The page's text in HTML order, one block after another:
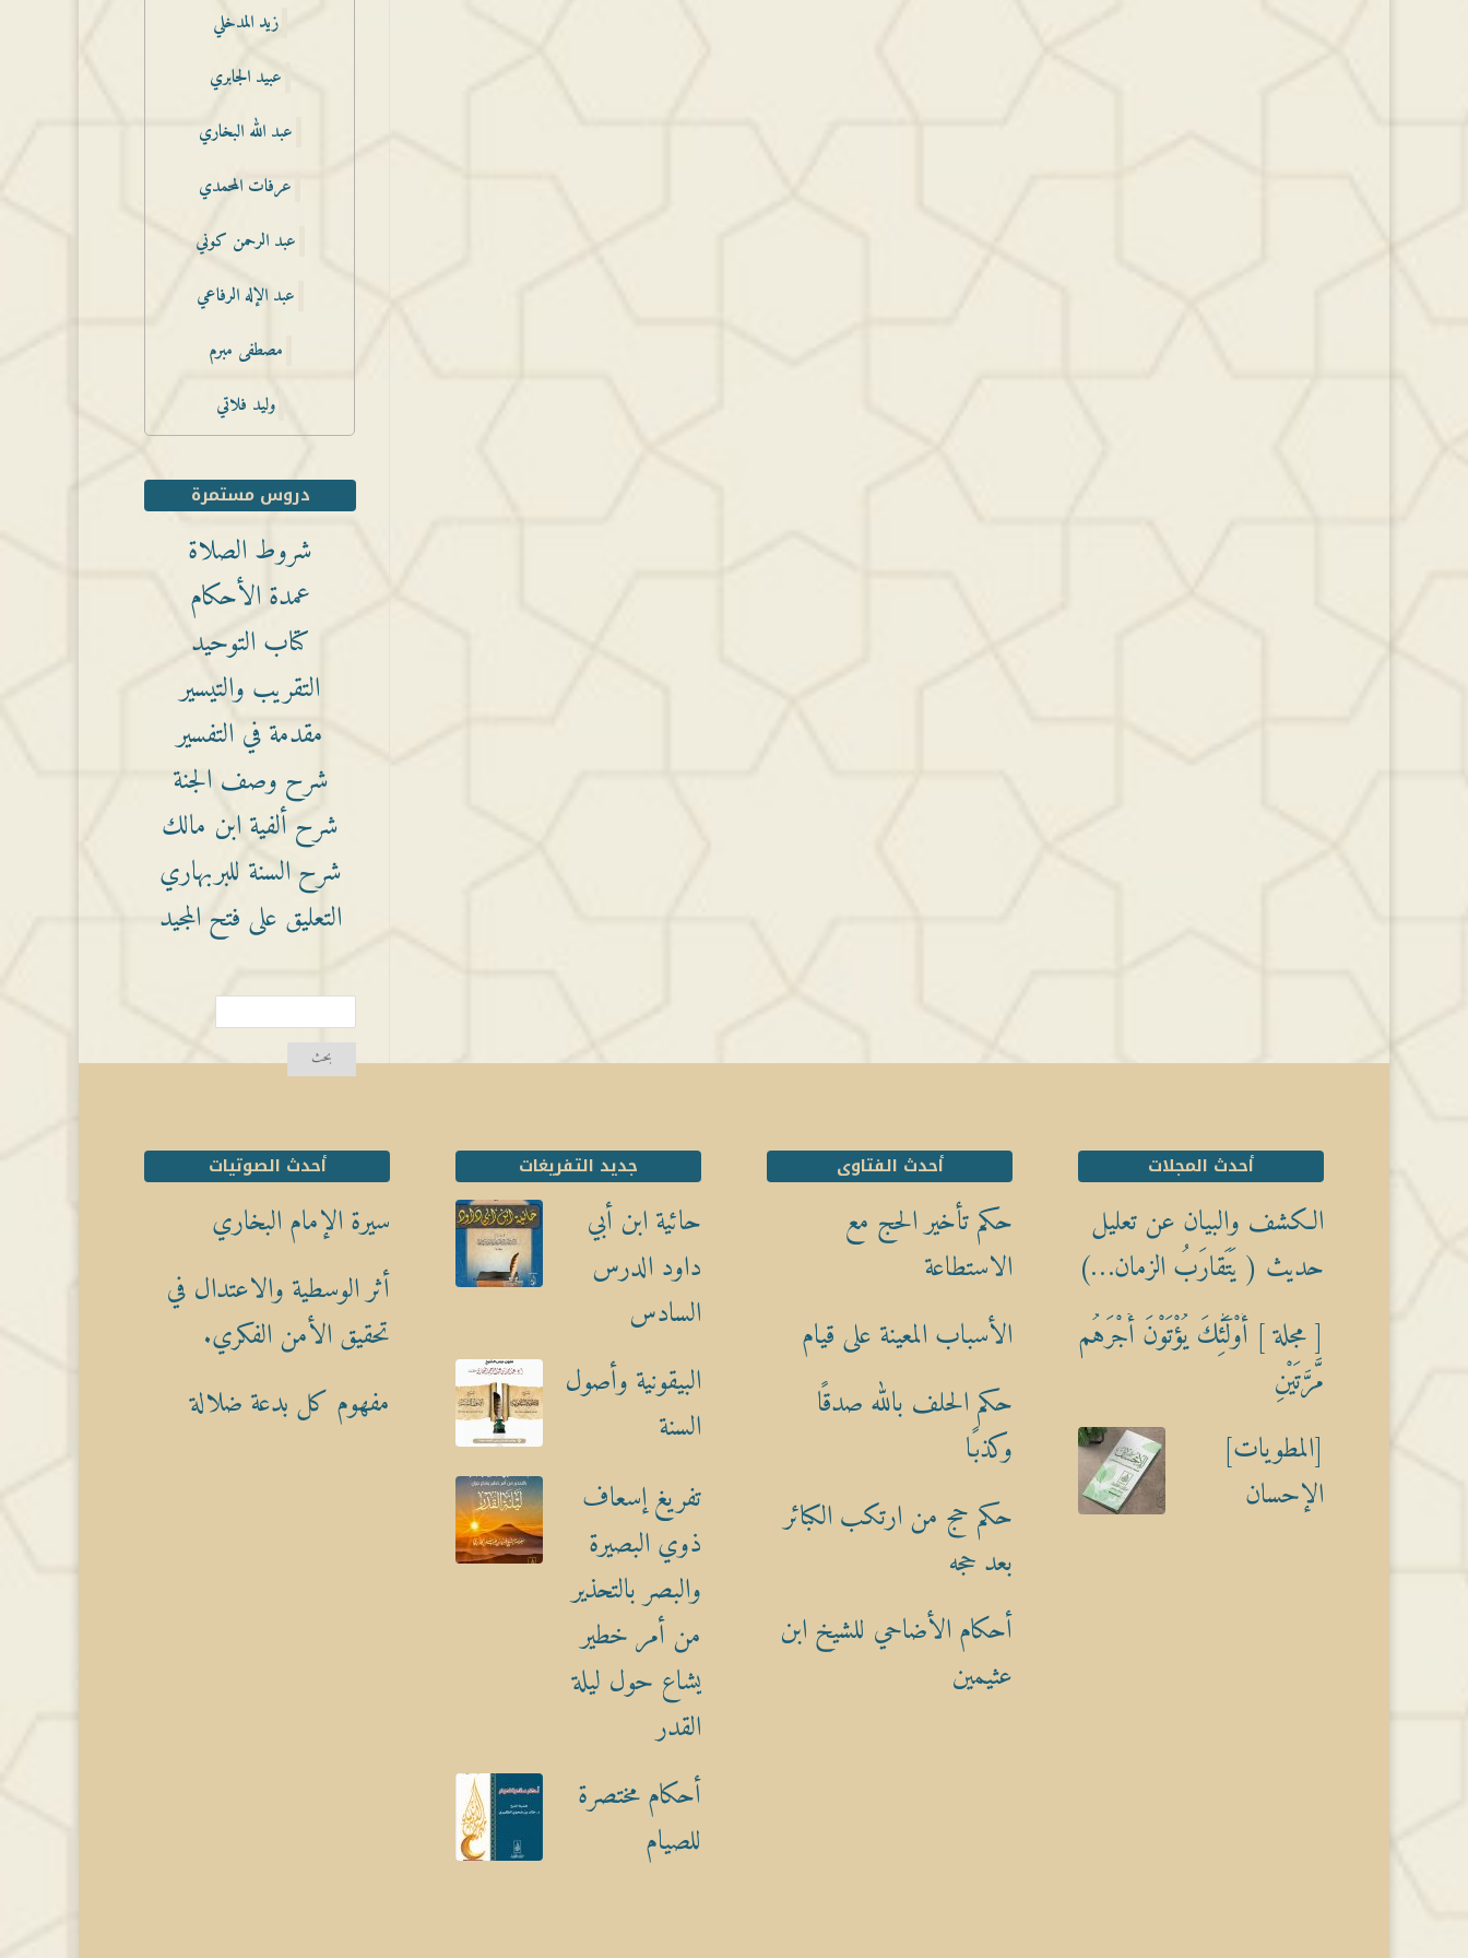
زيد المدخلي
عبيد الجابري
عبد الله البخاري
عرفات المحمدي
عبد الرحمن كوني
عبد الإله الرفاعي
مصطفى مبرم
وليد فلاتي
دروس مستمرة
شروط الصلاة
عمدة الأحكام
كتاب التوحيد
التقريب والتيسير
مقدمة في التفسير
شرح وصف الجنة
شرح ألفية ابن مالك
شرح السنة للبربهاري
التعليق على فتح المجيد
أحدث المجلات
الكشف والبيان عن تعليل
حديث ( يَتَقارَبُ الزمان…)
[ مجلة ] أُوْلَٰٓئِكَ يُؤْتَوْنَ أَجْرَهُم
مَّرَّتَيْنِ
[المطويات]
الإحسان
أحدث الفتاوى
حكم تأخير الحج مع
الاستطاعة
الأسباب المعينة على قيام
حكم الحلف بالله صدقًا
وكذبًا
حكم حج من ارتكب الكبائر
بعد حجه
أحكام الأضاحي للشيخ ابن
عثيمين
جديد التفريغات
حائية ابن أبي
داود الدرس
السادس
البيقونية وأصول
السنة
تفريغ إسعاف
ذوي البصيرة
والبصر بالتحذير
من أمر خطير
يشاع حول ليلة
القدر
أحكام مختصرة
للصيام
أحدث الصوتيات
سيرة الإمام البخاري
أثر الوسطية والاعتدال في
تحقيق الأمن الفكري.
مفهوم كل بدعة ضلالة